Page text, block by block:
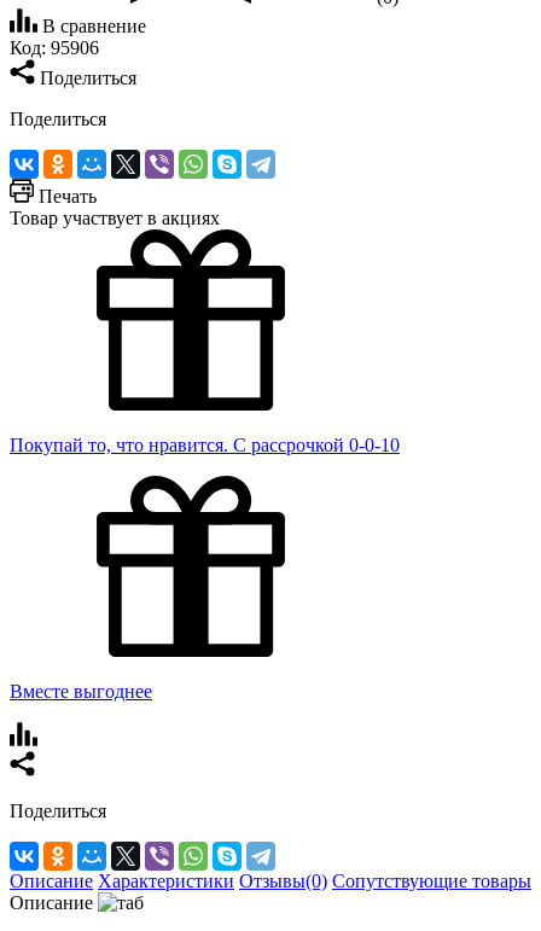
В сравнение
Код: 95906
Поделиться
Поделиться
Печать
Товар участвует в акциях
Покупай то, что нравится. С рассрочкой 0-0-10
Вместе выгоднее
Поделиться
Описание Характеристики Отзывы(0) Сопутствующие товары
Описание